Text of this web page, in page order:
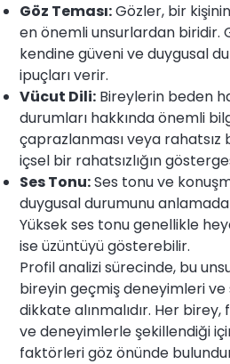
Göz Teması:Gözler, bir
en önemli unsurlardan biridir.
kendine güveni ve duygusal
ipuçları verir.
Vücut Dili: Bireylerin beden
durumları hakkında önemli
çaprazlanması veya rahatsız
içsel bir rahatsızlığın
Ses Tonu:Ses tonu ve
duygusal durumunu
Yüksek ses tonu genellikle
ise üzüntüyü gösterebilir.
Profil analizi sürecinde, bu
bireyin geçmiş deneyimleri
dikkate alınmalıdır. Her birey,
ve deneyimlerle şekillendiği
faktörleri göz önünde